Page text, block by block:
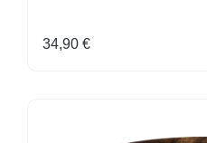
Regulärer Preis:
34,90 €